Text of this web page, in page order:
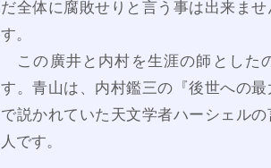
だ全体に腐敗せりと言う事は出来ま
す。
この廣井と内村を生涯の師とした
す。青山は、内村鑑三の『後世への
で説かれていた天文学者ハーシェル
人です。